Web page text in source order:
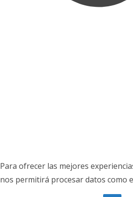
Para ofrecer las mejores
nos permitirá procesar datos como